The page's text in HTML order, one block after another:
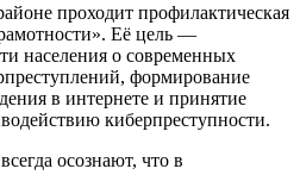
проходит профилактическая
Её цель —
населения о современных
формирование
в интернете и принятие
киберпреступности.
осознают, что в